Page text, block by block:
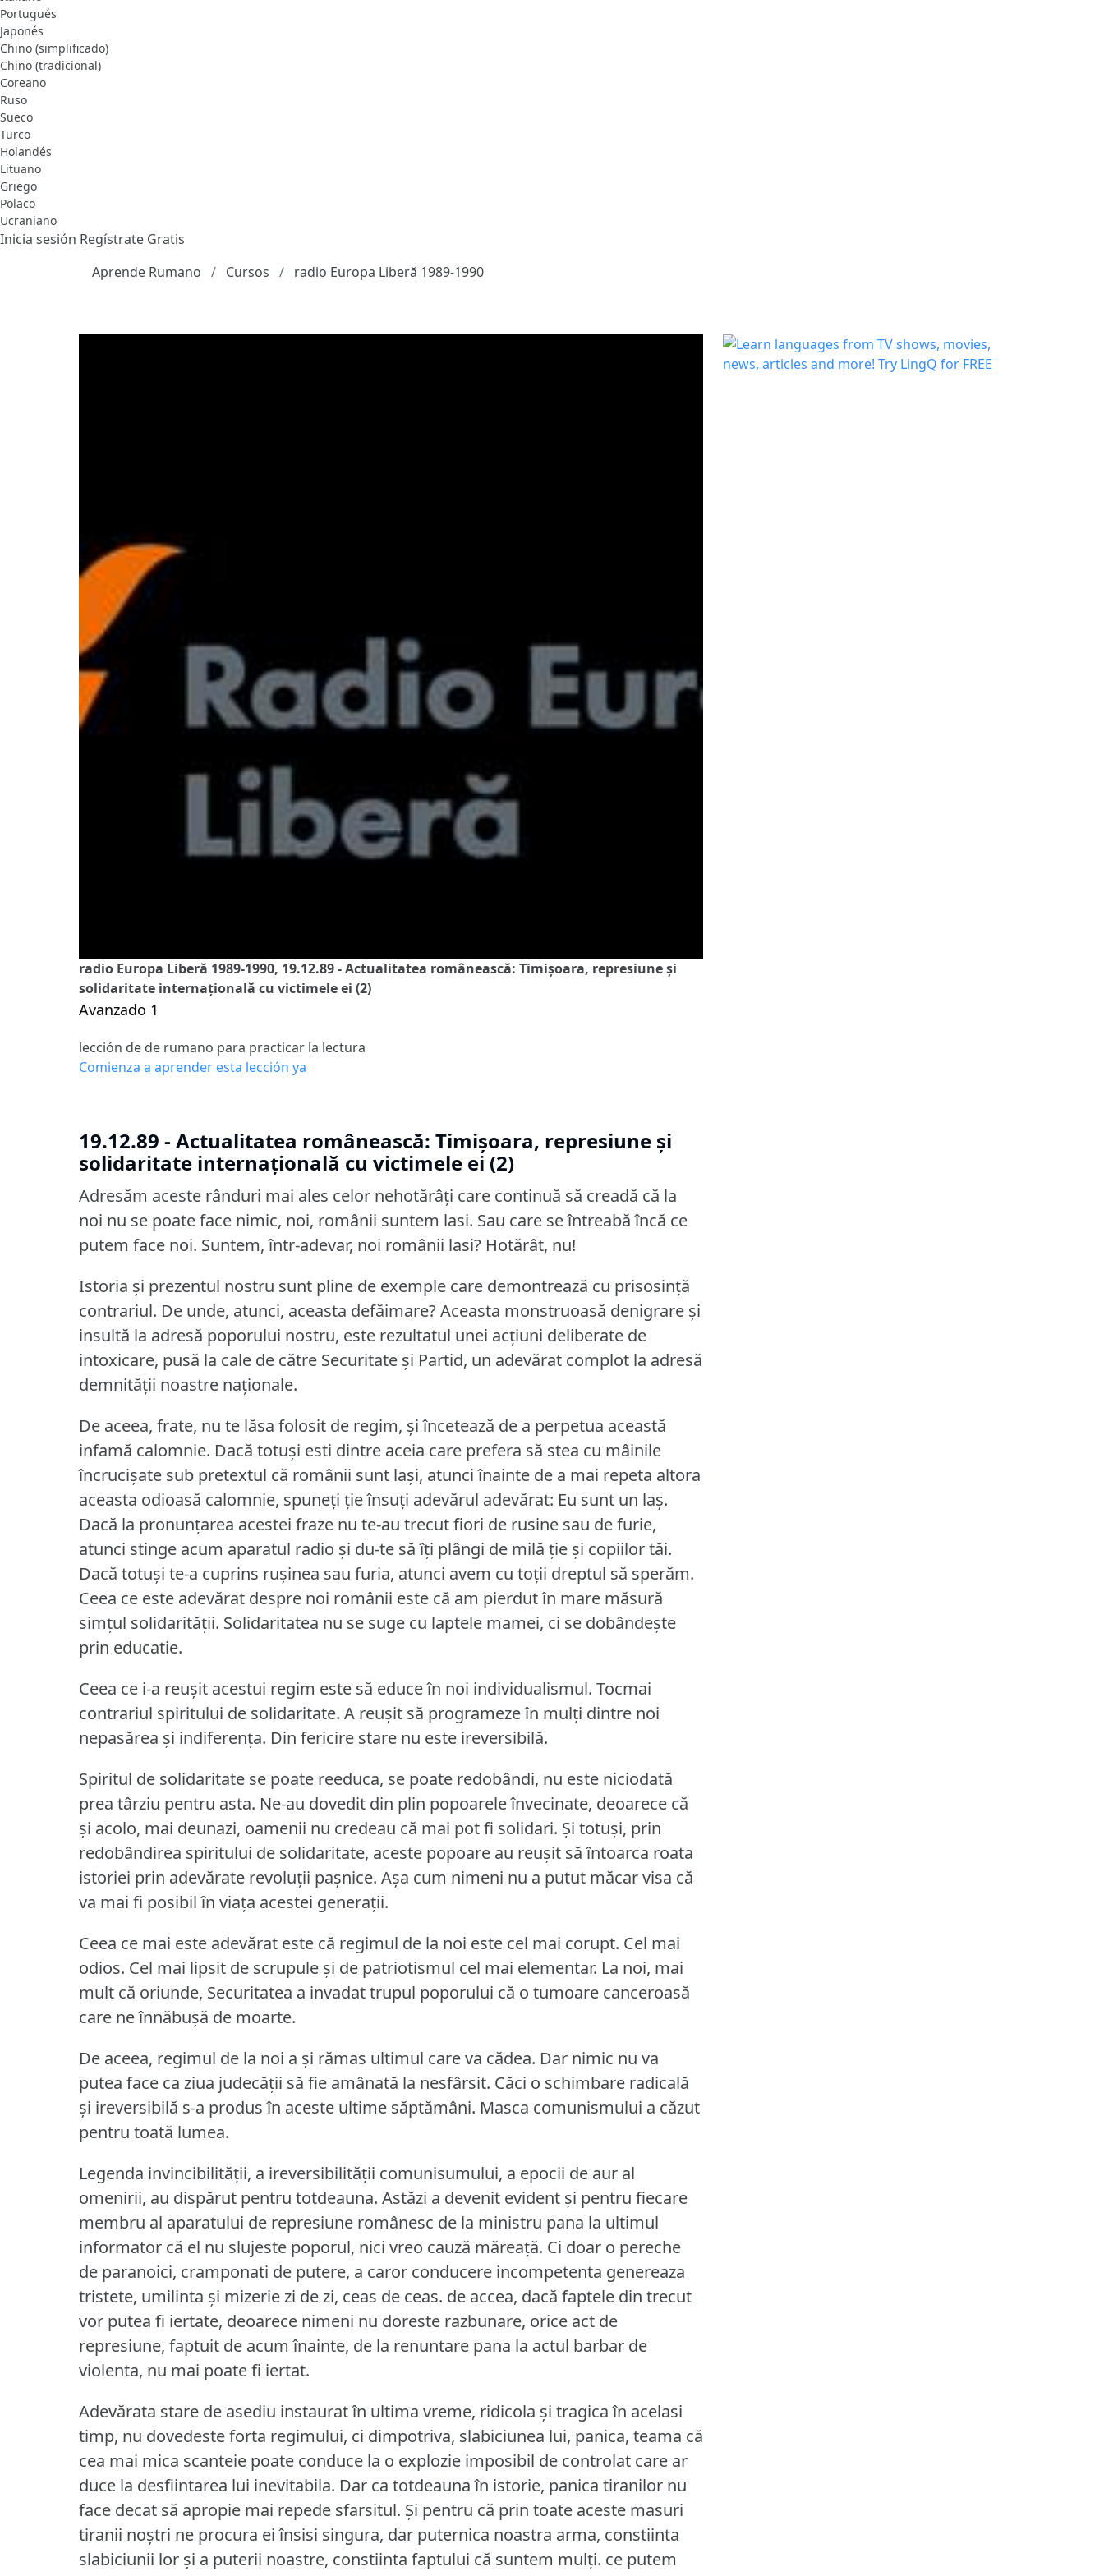
Portugués
Japonés
Chino (simplificado)
Chino (tradicional)
Coreano
Ruso
Sueco
Turco
Holandés
Lituano
Griego
Polaco
Ucraniano
Inicia sesión Regístrate Gratis
Aprende Rumano
Cursos radio Europa Liberă 1989-1990
radio Europa Liberă 1989-1990, 19.12.89 - Actualitatea românească: Timișoara, represiune și
solidaritate internațională cu victimele ei (2)
Avanzado 1
lección de de rumano para practicar la lectura
Comienza a aprender esta lección ya
19.12.89 - Actualitatea românească: Timișoara, represiune și
solidaritate internațională cu victimele ei (2)
Adresăm aceste rânduri mai ales celor nehotărâţi care continuă să creadă că la
noi nu se poate face nimic, noi, românii suntem lasi. Sau care se întreabă încă ce
putem face noi. Suntem, într-adevar, noi românii lasi? Hotărât, nu!
Istoria şi prezentul nostru sunt pline de exemple care demontrează cu prisosinţă
contrariul. De unde, atunci, aceasta defăimare?Aceasta monstruoasă denigrare şi
insultă la adresă poporului nostru, este rezultatul unei acţiuni deliberate de
intoxicare, pusă la cale de către Securitate şi Partid, un adevărat complot la adresă
demnităţii noastre naţionale.
De aceea, frate, nu te lăsa folosit de regim, şi încetează de a perpetua această
infamă calomnie. Dacă totuşi esti dintre aceia care prefera să stea cu mâinile
încrucişate sub pretextul că românii sunt laşi, atunci înainte de a mai repeta altora
aceasta odioasă calomnie, spuneţi ţie însuţi adevărul adevărat: Eu sunt un laş.
Dacă la pronunţarea acestei fraze nu te-au trecut fiori de rusine sau de furie,
atunci stinge acum aparatul radio şi du-te să îţi plângi de milă ţie şi copiilor tăi.
Dacă totuşi te-a cuprins ruşinea sau furia, atunci avem cu toţii dreptul să sperăm.
Ceea ce este adevărat despre noi românii este că am pierdut în mare măsură
simţul solidarităţii. Solidaritatea nu se suge cu laptele mamei, ci se dobândeşte
prin educatie.
Ceea ce i-a reuşit acestui regim este să educe în noi individualismul. Tocmai
contrariul spiritului de solidaritate. A reuşit să programeze în mulţi dintre noi
nepasărea şi indiferenţa. Din fericire stare nu este ireversibilă.
Spiritul de solidaritate se poate reeduca, se poate redobândi, nu este niciodată
prea târziu pentru asta. Ne-au dovedit din plin popoarele învecinate, deoarece că
şi acolo, mai deunazi, oamenii nu credeau că mai pot fi solidari. Şi totuşi, prin
redobândirea spiritului de solidaritate, aceste popoare au reuşit să întoarca roata
istoriei prin adevărate revoluţii paşnice. Aşa cum nimeni nu a putut măcar visa că
va mai fi posibil în viaţa acestei generaţii.
Ceea ce mai este adevărat este că regimul de la noi este cel mai corupt. Cel mai
odios. Cel mai lipsit de scrupule şi de patriotismul cel mai elementar. La noi, mai
mult că oriunde, Securitatea a invadat trupul poporului că o tumoare canceroasă
care ne înnăbuşă de moarte.
De aceea, regimul de la noi a şi rămas ultimul care va cădea. Dar nimic nu va
putea face ca ziua judecăţii să fie amânată la nesfârsit. Căci o schimbare radicală
şi ireversibilă s-a produs în aceste ultime săptămâni. Masca comunismului a căzut
pentru toată lumea.
Legenda invincibilităţii, a ireversibilităţii comunisumului, a epocii de aur al
omenirii, au dispărut pentru totdeauna. Astăzi a devenit evident şi pentru fiecare
membru al aparatului de represiune românesc de la ministru pana la ultimul
informator că el nu slujeste poporul, nici vreo cauză măreaţă. Ci doar o pereche
de paranoici, cramponati de putere, a caror conducere incompetenta genereaza
tristete, umilinta şi mizerie zi de zi, ceas de ceas. de accea, dacă faptele din trecut
vor putea fi iertate, deoarece nimeni nu doreste razbunare, orice act de
represiune, faptuit de acum înainte, de la renuntare pana la actul barbar de
violenta, nu mai poate fi iertat.
Adevărata stare de asediu instaurat în ultima vreme, ridicola şi tragica în acelasi
timp, nu dovedeste forta regimului, ci dimpotriva, slabiciunea lui, panica, teama că
cea mai mica scanteie poate conduce la o explozie imposibil de controlat care ar
duce la desfiintarea lui inevitabila. Dar ca totdeauna în istorie, panica tiranilor nu
face decat să apropie mai repede sfarsitul. Şi pentru că prin toate aceste masuri
tiranii noştri ne procura ei însisi singura, dar puternica noastra arma, constiinta
slabiciunii lor şi a puterii noastre, constiinta faptului că suntem mulţi. ce putem